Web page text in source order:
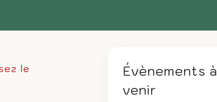
le
Évènements à
venir